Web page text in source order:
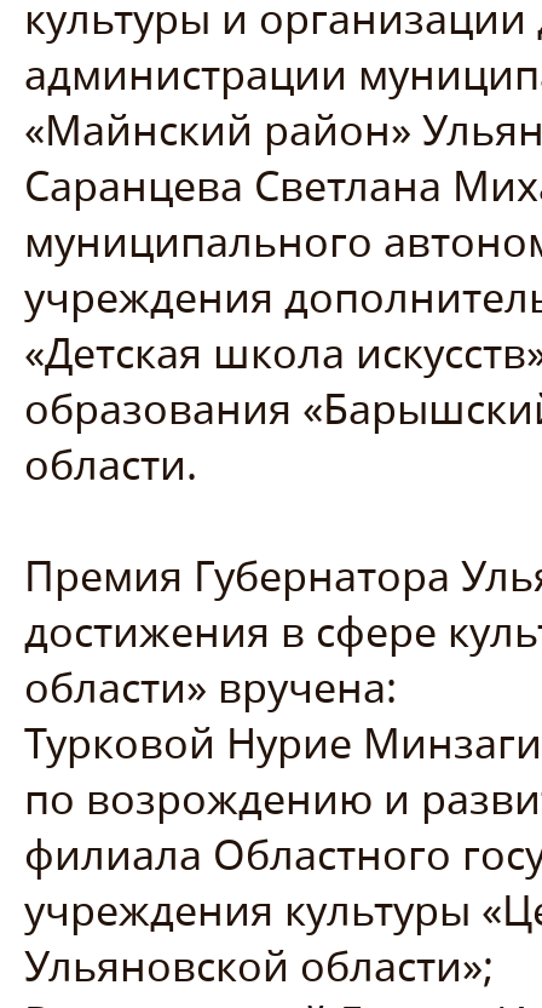
культуры и организации
администрации
«Майнский район»
Саранцева Светлана
муниципального
учреждения
«Детская школа
образования
области.
Премия Губернатора
достижения в сфере
области» вручена:
Турковой Нурие
по возрождению и
филиала Областного
учреждения культуры
Ульяновской области»;